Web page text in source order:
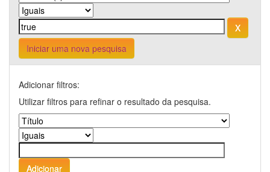
Iniciar uma nova pesquisa
Adicionar filtros:
Utilizar filtros para refinar o resultado da pesquisa.